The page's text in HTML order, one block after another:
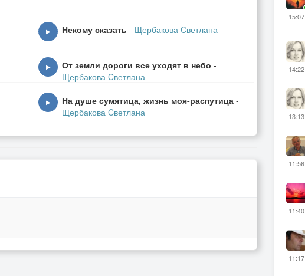
▶ Некому сказать - Щербакова Cветлана
▶ От земли дороги все уходят в небо -
Щербакова Cветлана
▶ На душе сумятица, жизнь моя-распутица -
Щербакова Cветлана
15:07
14:22
13:13
11:56
11:40
11:17